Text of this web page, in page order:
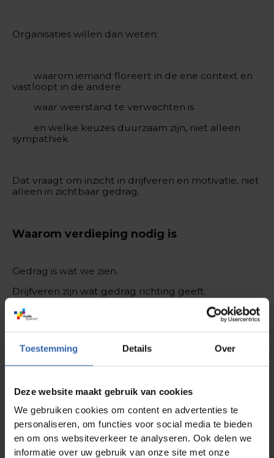
Toestemming Details Over
Deze website maakt gebruik van cookies
We gebruiken cookies om content en advertenties te
personaliseren, om functies voor social media te bieden
en om ons websiteverkeer te analyseren. Ook delen we
informatie over uw gebruik van onze site met onze
Organisaties willen dan weten:
· waarom iemand floreert in de ene context en
vastloopt in de andere
· waar weerstand te verwachten is
· en welke keuzes duurzaam zijn, niet alleen
sympathiek
Dat vraagt om inzicht in drijfveren en motivatie, niet
alleen in zichtbaar gedrag.
Waarom verdieping nodig is
Gedrag is wat we zien.
Drijfveren zijn wat gedrag richting geeft.
maar vanuittotaal verschillende motivatie. Dat
verschil is vaak onzichtbaar – totdat hetwringt.
Bijvoorbeeld wanneer:
· samenwerking structureel spanning oplevert
· verandering energie kost in plaats van oplevert
· of iemand “op papier” perfect past, maar in